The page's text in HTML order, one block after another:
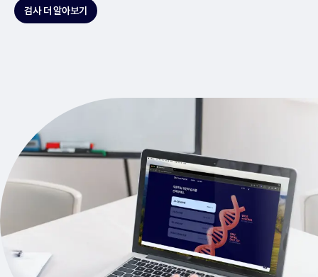
검사 더 알아보기